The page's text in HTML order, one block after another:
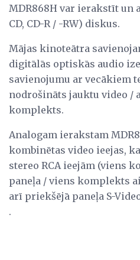
MDR868H var ierakstīt un
CD, CD-R / -RW) diskus.
Mājas kinoteātra
digitālās optiskās audio
savienojumu ar vecākiem
nodrošināts jauktu video /
komplekts.
Analogam ierakstam
kombinētas video ieejas,
stereo RCA ieejām (viens
paneļa / viens komplekts
arī priekšējā paneļa S-
.